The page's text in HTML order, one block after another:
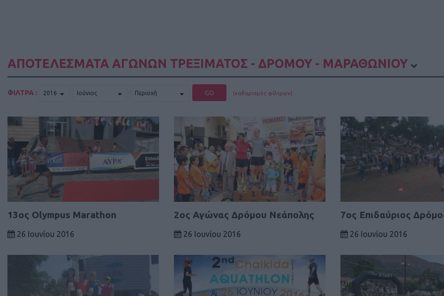
ΑΠΟΤΕΛΕΣΜΑΤΑ ΑΓΩΝΩΝ ΤΡΕΞΙΜΑΤΟΣ - ΔΡΟΜΟΥ - ΜΑΡΑΘΩΝΙΟΥ
ΦΙΛΤΡΑ : GO (καθαρισμός φίλτρων)
13ος Olympus Marathon
26 Ιουνίου 2016
2ος Αγώνας Δρόμου Νεάπολης
26 Ιουνίου 2016
7ος Επιδαύριος
26 Ιουνίου 2016